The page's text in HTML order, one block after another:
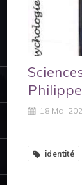
18 Mai
identité